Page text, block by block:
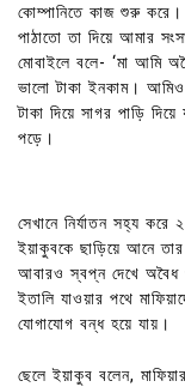
কোম্পানিতে কাজ শুরু করে।
পাঠাতো তা দিয়ে আমার
মোবাইলে বলে- ‘মা আমি
ভালো টাকা ইনকাম। আমিও
টাকা দিয়ে সাগর পাড়ি
পড়ে।
সেখানে নির্যাতন সহ্য করে
ইয়াকুবকে ছাড়িয়ে আনে
আবারও স্বপ্ন দেখে অবৈধ
ইতালি যাওয়ার পথে
যোগাযোগ বন্ধ হয়ে যায়।
ছেলে ইয়াকুব বলেন,